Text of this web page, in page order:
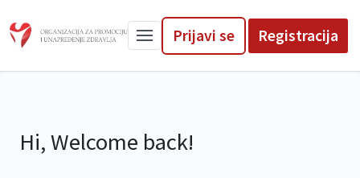
Prijavi se Registracija
Hi, Welcome back!